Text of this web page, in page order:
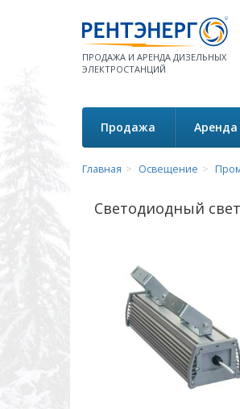
ПРОДАЖА И АРЕНДА ДИЗЕЛЬНЫХ
ЭЛЕКТРОСТАНЦИЙ
Продажа Аренда
Главная Освещение
Светодиодный